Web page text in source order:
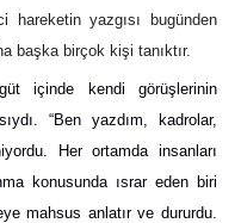
hareketin yazgısı bugünden
başka birçok kişi tanıktır.
içinde kendi görüşlerinin
“Ben yazdım, kadrolar,
Her ortamda insanları
konusunda ısrar eden biri
mahsus anlatır ve dururdu.